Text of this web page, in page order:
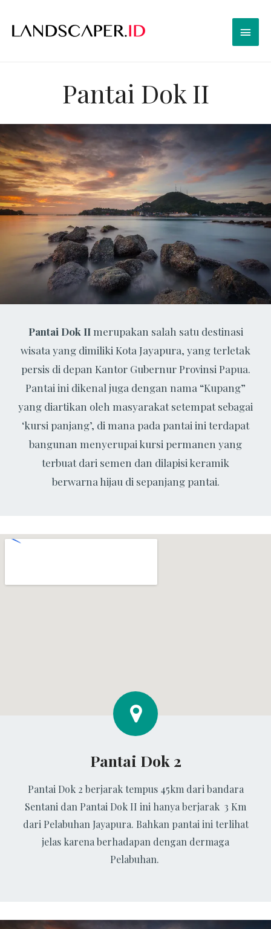
Pantai Dok II
Pantai Dok IImerupakan salah satu destinasi
wisata yang dimiliki Kota Jayapura, yang terletak
persis di depan Kantor Gubernur Provinsi Papua.
Pantai ini dikenal juga dengan nama “Kupang”
yang diartikan oleh masyarakat setempat sebagai
‘kursi panjang’, di mana pada pantai ini terdapat
bangunan menyerupai kursi permanen yang
terbuat dari semen dan dilapisi keramik
berwarna hijau di sepanjang pantai.
Pantai Dok 2
Pantai Dok 2 berjarak tempus 45km dari bandara
Sentani dan Pantai Dok II ini hanya berjarak 3 Km
dari Pelabuhan Jayapura. Bahkan pantai ini terlihat
jelas karena berhadapan dengan dermaga
Pelabuhan.